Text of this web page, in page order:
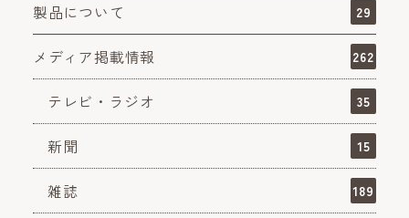
製品について 29
メディア掲載情報 262
テレビ・ラジオ 35
新聞 15
雑誌 189